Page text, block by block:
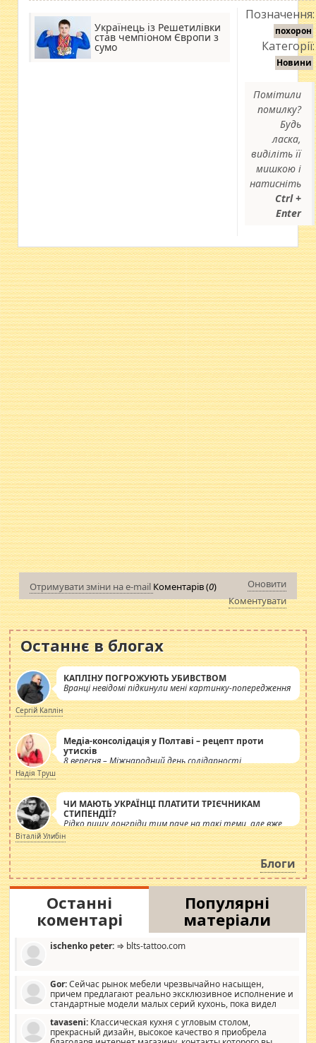
Українець із Решетилівки
став чемпіоном Європи з
сумо
Позначення:
похорон
Категорії:
Новини
Помітили
помилку?
Будь
ласка,
виділіть її
мишкою і
натисніть
Ctrl +
Enter
Отримувати зміни на e-mail Коментарів (0)
Оновити
Коментувати
Останнє в блогах
КАПЛІНУ ПОГРОЖУЮТЬ УБИВСТВОМ
Вранці невідомі підкинули мені картинку-попередження
Сергій Каплін
Медіа-консолідація у Полтаві – рецепт проти
утисків
8 вересня – Міжнародний день солідарності
журналістів.
Надія Труш
ЧИ МАЮТЬ УКРАЇНЦІ ПЛАТИТИ ТРІЄЧНИКАМ
СТИПЕНДІЇ?
Рідко пишу лонгріди тим паче на такі теми, але вже
просто дістало! Обурюють сьогоднішні інсенуації
навколо стипендіального питання. Штучно
роздувається ще одна соціальна катастрофа.
Віталій Улибін
Блоги
Останні
коментарі
Популярні
матеріали
ischenko peter: ⇒ blts-tattoo.com
Gor:Сейчас рынок мебели чрезвычайно насыщен,
причем предлагают реально эксклюзивное исполнение и
стандартные модели малых серий кухонь, пока видел
стандартные формы, в MebelOk, креативненько и что главное -
со вкусом все в порядке, без ненужных наворотов удорожающих
tavaseni: Классическая кухня с угловым столом,
прекрасный дизайн, высокое качество я приобрела